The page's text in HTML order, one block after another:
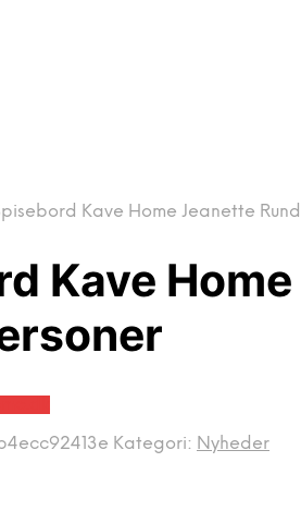
Kave Home Jeanette
Kave
Kategori: Nyheder